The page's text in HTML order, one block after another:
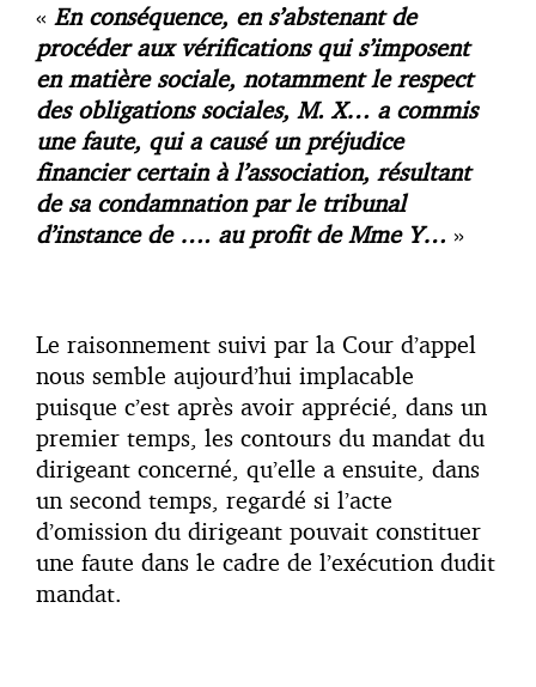
« En conséquence, en s’abstenant de
procéder aux vérifications qui s’imposent
en matière sociale, notamment le respect
des obligations sociales, M. X… a commis
une faute, qui a causé un préjudice
financier certain à l’association, résultant
de sa condamnation par le tribunal
d’instance de …. au profit de Mme Y… »
Le raisonnement suivi par la Cour d’appel
nous semble aujourd’hui implacable
puisque c’est après avoir apprécié, dans un
premier temps, les contours du mandat du
dirigeant concerné, qu’elle a ensuite, dans
un second temps, regardé si l’acte
d’omission du dirigeant pouvait constituer
une faute dans le cadre de l’exécution dudit
mandat.